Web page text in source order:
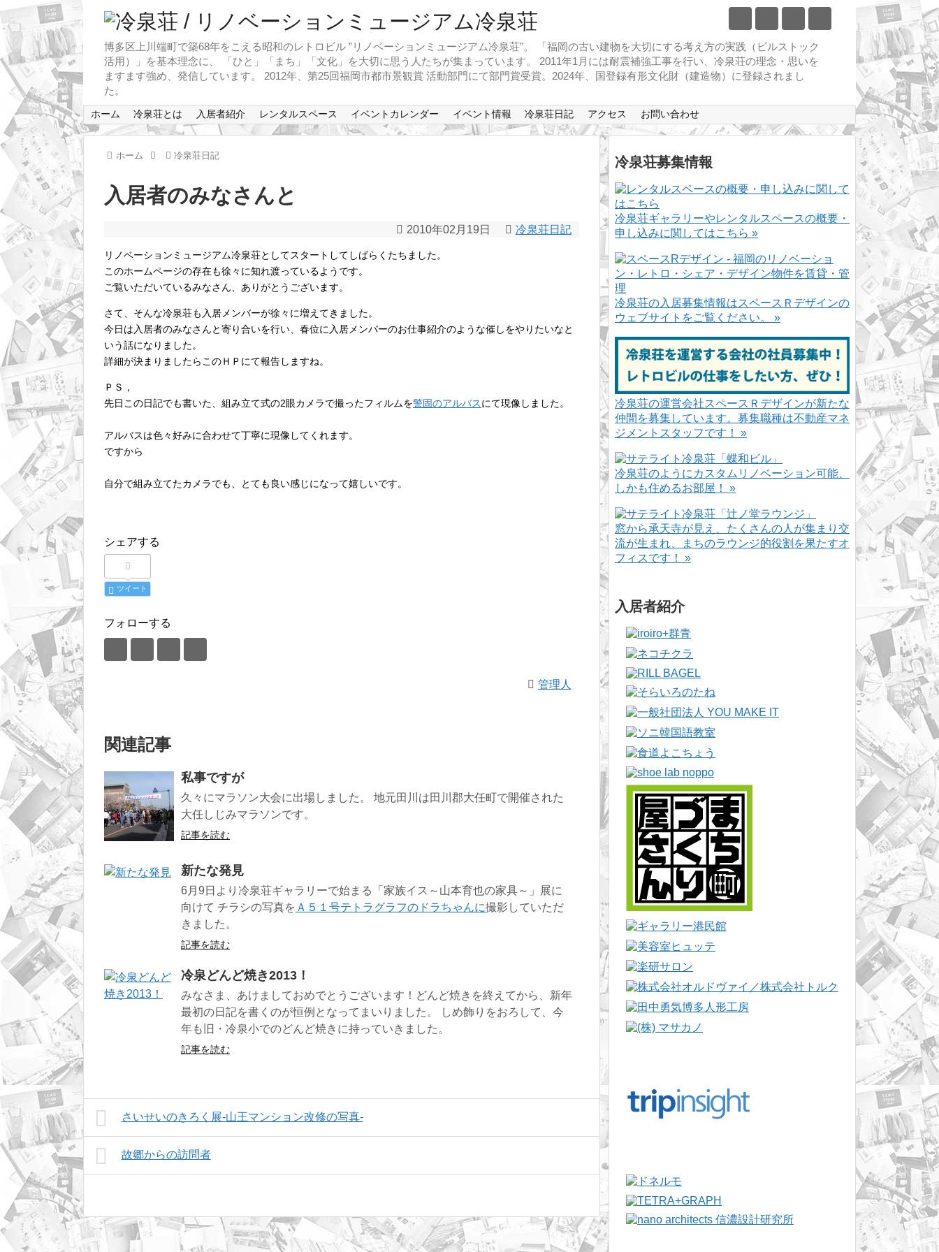
博多区上川端町で築68年をこえる昭和のレトロビル ”リノベーションミュージアム冷泉荘”。 「福岡の古い建物を大切にする考え方の実践（ビルストック
活用）」を基本理念に、 「ひと」「まち」「文化」を大切に思う人たちが集まっています。 2011年1月には耐震補強工事を行い、冷泉荘の理念・思いを
ますます強め、発信しています。 2012年、第25回福岡市都市景観賞 活動部門にて部門賞受賞。2024年、国登録有形文化財（建造物）に登録されまし
た。
ホーム 冷泉荘とは 入居者紹介 レンタルスペース イベントカレンダー イベント情報 冷泉荘日記 アクセス お問い合わせ
ホーム 冷泉荘日記
入居者のみなさんと
2010年02月19日 冷泉荘日記
リノベーションミュージアム冷泉荘としてスタートしてしばらくたちました。
このホームページの存在も徐々に知れ渡っているようです。
ご覧いただいているみなさん、ありがとうございます。
さて、そんな冷泉荘も入居メンバーが徐々に増えてきました。
今日は入居者のみなさんと寄り合いを行い、春位に入居メンバーのお仕事紹介のような催しをやりたいなと
いう話になりました。
詳細が決まりましたらこのＨＰにて報告しますね。
ＰＳ，
先日この日記でも書いた、組み立て式の2眼カメラで撮ったフィルムを警固のアルバスにて現像しました。
アルバスは色々好みに合わせて丁寧に現像してくれます。
ですから
自分で組み立てたカメラでも、とても良い感じになって嬉しいです。
シェアする
ツイート
フォローする
管理人
関連記事
私事ですが
久々にマラソン大会に出場しました。 地元田川は田川郡大任町で開催された
大任しじみマラソンです。
記事を読む
新たな発見
6月9日より冷泉荘ギャラリーで始まる「家族イス～山本育也の家具～」展に
向けて チラシの写真を Ａ５１号テトラグラフのドラちゃんに撮影していただ
きました。
記事を読む
冷泉どんど焼き2013！
みなさま、あけましておめでとうございます！どんど焼きを終えてから、新年
最初の日記を書くのが恒例となってまいりました。 しめ飾りをおろして、今
年も旧・冷泉小でのどんど焼きに持っていきました。
記事を読む
さいせいのきろく展-山王マンション改修の写真-
故郷からの訪問者
冷泉荘募集情報
冷泉荘ギャラリーやレンタルスペースの概要・
申し込みに関してはこちら »
冷泉荘の入居募集情報はスペースＲデザインの
ウェブサイトをご覧ください。 »
冷泉荘の運営会社スペースＲデザインが新たな
仲間を募集しています。募集職種は不動産マネ
ジメントスタッフです！ »
冷泉荘のようにカスタムリノベーション可能、
しかも住めるお部屋！ »
窓から承天寺が見え、たくさんの人が集まり交
流が生まれ、まちのラウンジ的役割を果たすオ
フィスです！ »
入居者紹介